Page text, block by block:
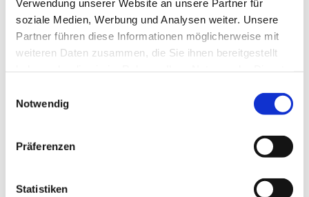
Verwendung unserer Website an unsere Partner für
soziale Medien, Werbung und Analysen weiter. Unsere
Partner führen diese Informationen möglicherweise mit
weiteren Daten zusammen, die Sie ihnen bereitgestellt
Notwendig
Präferenzen
Statistiken
E-Mail-Adresse*